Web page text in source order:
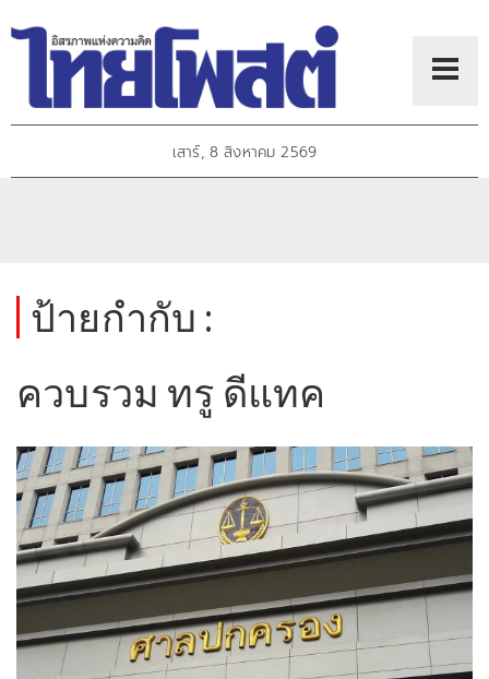
เสาร์, 8 สิงหาคม 2569
ป้ายกำกับ :
ควบรวม ทรู ดีแทค